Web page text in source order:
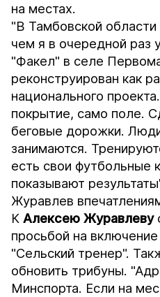
на местах.
"В Тамбовской области
чем я в очередной раз
"Факел" в селе
реконструирован как
национального
покрытие, само поле.
беговые дорожки.
занимаются.
есть свои футбольные
показывают
Журавлев
КАлексею Журавлеву
просьбой на
"Сельский тренер".
обновить трибуны.
Минспорта. Если на